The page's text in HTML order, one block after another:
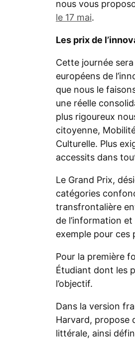
nous vous
le 17 mai.
Les prix de
Cette journée
européens de
que nous le
une réelle
plus rigoureux
citoyenne,
Culturelle. Plus
accessits dans
Le Grand Prix,
catégories
transfrontalière
de l’information
exemple pour ces
Pour la première
Étudiant dont les
l’objectif.
Dans la version
Harvard, propose
littérale, ainsi